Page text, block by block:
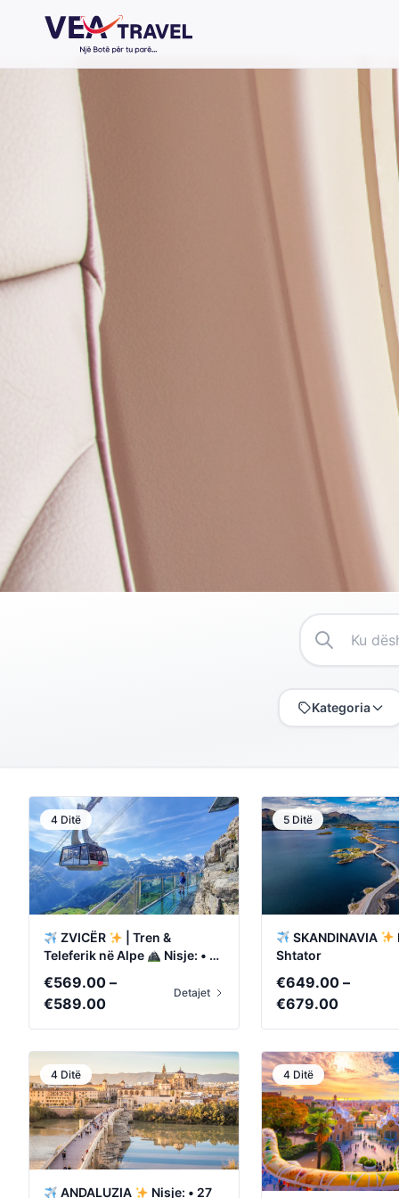
Kategoria
4 Ditë
ZVICËR
| Tren &
Teleferik në Alpe
Nisje: • 17
€569.00 –
€589.00Price
range:
through
€589.00
Detajet
5 Ditë
SKANDINAVIA
Shtator
€649.00 –
€679.00Price
range:
through
€679.00
4 Ditë
ANDALUZIA Nisje: • 27
4 Ditë